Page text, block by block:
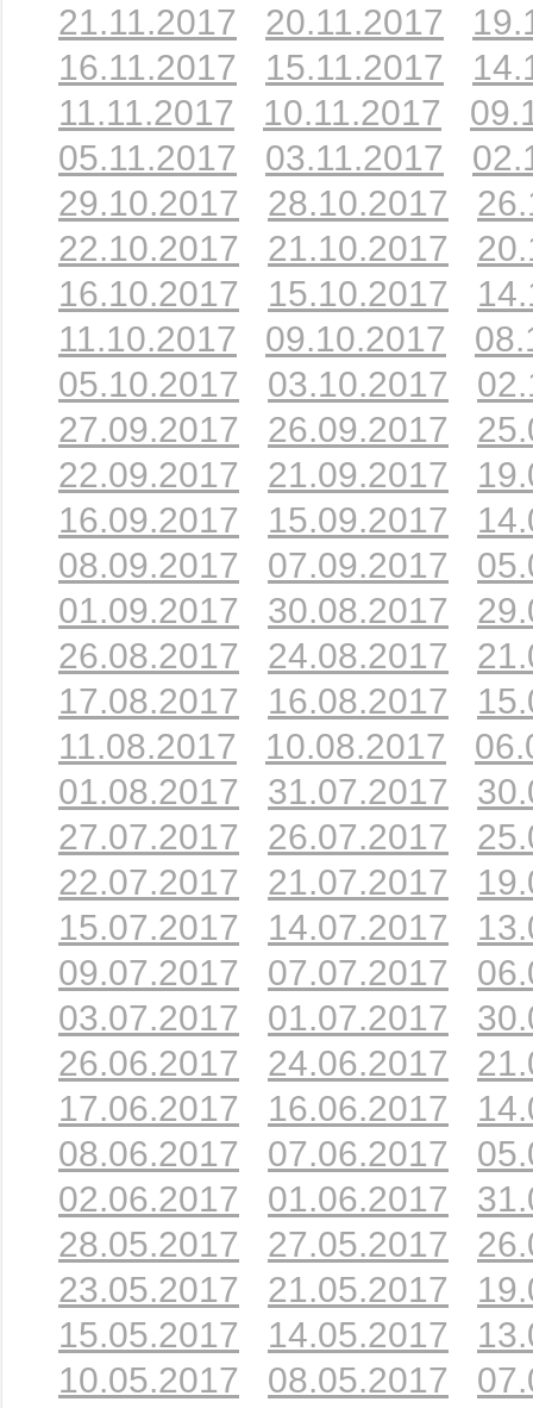
21.11.2017
20.11.2017
16.11.2017
15.11.2017
11.11.2017
10.11.2017
05.11.2017
03.11.2017
29.10.2017
28.10.2017
22.10.2017
21.10.2017
16.10.2017
15.10.2017
11.10.2017
09.10.2017
05.10.2017
03.10.2017
27.09.2017
26.09.2017
22.09.2017
21.09.2017
16.09.2017
15.09.2017
08.09.2017
07.09.2017
01.09.2017
30.08.2017
26.08.2017
24.08.2017
17.08.2017
16.08.2017
11.08.2017
10.08.2017
01.08.2017
31.07.2017
27.07.2017
26.07.2017
22.07.2017
21.07.2017
15.07.2017
14.07.2017
09.07.2017
07.07.2017
03.07.2017
01.07.2017
26.06.2017
24.06.2017
17.06.2017
16.06.2017
08.06.2017
07.06.2017
02.06.2017
01.06.2017
28.05.2017
27.05.2017
23.05.2017
21.05.2017
15.05.2017
14.05.2017
10.05.2017
08.05.2017